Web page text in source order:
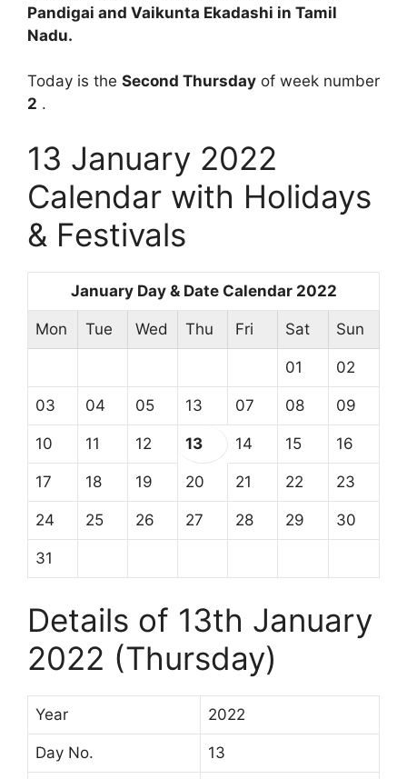
Pandigai and Vaikunta Ekadashi in Tamil
Nadu.
Today is the Second Thursday of week number
2 .
13 January 2022
Calendar with Holidays
& Festivals
January Day & Date Calendar 2022
Mon Tue Wed Thu Fri Sat Sun
01 02
03 04 05 13 07 08 09
10 11 12 13 14 15 16
17 18 19 20 21 22 23
24 25 26 27 28 29 30
31
Details of 13th January
2022 (Thursday)
Year 2022
Day No. 13